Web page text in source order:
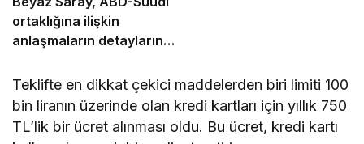
ortaklığına ilişkin
anlaşmaların detaylarını
Teklifte en dikkat çekici maddelerden biri limiti 100
bin liranın üzerinde olan kredi kartları için yıllık 750
TL’lik bir ücret alınması oldu. Bu ücret, kredi kartı